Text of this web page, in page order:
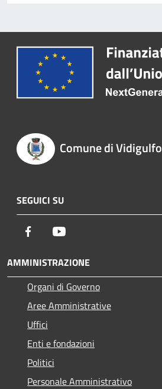
Comune di Vidigulfo
SEGUICI SU
Facebook
AMMINISTRAZIONE
Organi di Governo
Aree Amministrative
Uffici
Enti e fondazioni
Politici
Personale Amministrativo